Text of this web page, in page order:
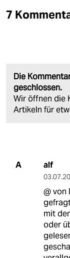
7
Die
geschlossen.
Wir öffnen die
Artikeln für
A alf
@ von
mit
oder